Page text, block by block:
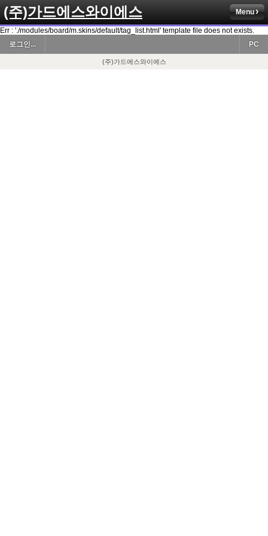
(주)가드에스와이에스 Menu
Err : './modules/board/m.skins/default/tag_list.html' template file does not exists.
로그인...
PC
(주)가드에스와이에스